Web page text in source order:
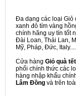
Đa dạng các loại Giỏ
xanh đỏ tím vàng
chính hãng uy tín tốt
Đài Loan, Thái Lan,
Mỹ, Pháp, Đức,
Cửa hàng Giỏ quà
phối chính thức các
hàng nhập khẩu
Lâm Đồng và trên